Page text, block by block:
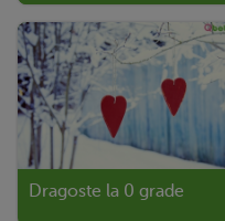
Dragoste la 0 grade